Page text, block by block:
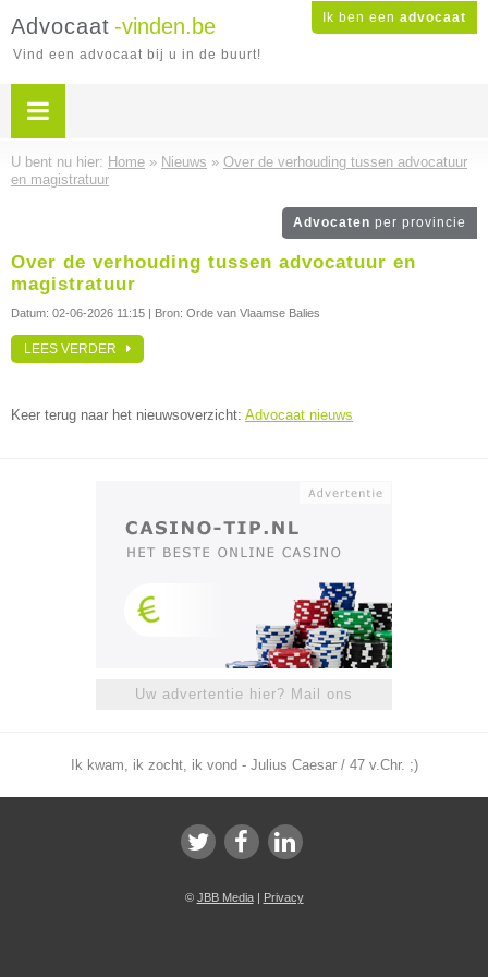
Ik ben een advocaat
Advocaat -vinden.be
Vind een advocaat bij u in de buurt!
U bent nu hier: Home » Nieuws » Over de verhouding tussen advocatuur
en magistratuur
Advocaten per provincie
Over de verhouding tussen advocatuur en
magistratuur
Datum: 02-06-2026 11:15 | Bron: Orde van Vlaamse Balies
LEES VERDER
Keer terug naar het nieuwsoverzicht: Advocaat nieuws
Uw advertentie hier? Mail ons
Ik kwam, ik zocht, ik vond - Julius Caesar / 47 v.Chr. ;)
© JBB Media| Privacy